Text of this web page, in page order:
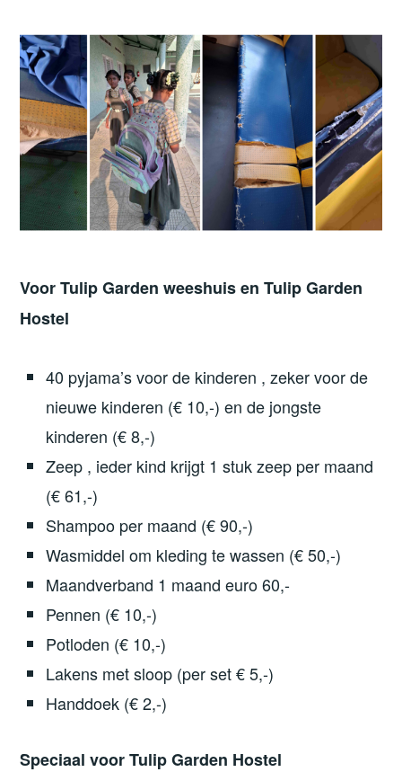
Voor Tulip Garden weeshuis en Tulip Garden
Hostel
40 pyjama’s voor de kinderen , zeker voor de
nieuwe kinderen (€ 10,-) en de jongste
kinderen (€ 8,-)
Zeep , ieder kind krijgt 1 stuk zeep per maand
(€ 61,-)
Shampoo per maand (€ 90,-)
Wasmiddel om kleding te wassen (€ 50,-)
Maandverband 1 maand euro 60,-
Pennen (€ 10,-)
Potloden (€ 10,-)
Lakens met sloop (per set € 5,-)
Handdoek (€ 2,-)
Speciaal voor Tulip Garden Hostel